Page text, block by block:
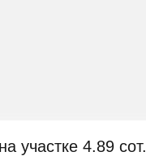
участке 4.89 сот.